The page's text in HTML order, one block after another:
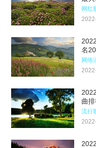
网红
名
网络
曲
流行